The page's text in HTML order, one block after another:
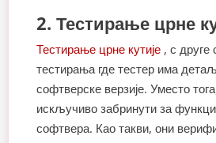
2. Тестирање црне
Тестирање црне кутије , с друге
тестирања где тестер има
софтверске верзије. Уместо
искључиво забринути за
софтвера. Као такви, они